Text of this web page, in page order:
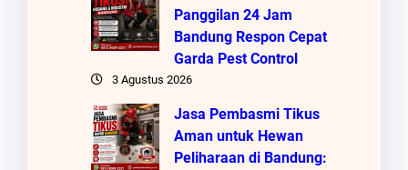
Panggilan 24 Jam
Bandung Respon Cepat
Garda Pest Control
3 Agustus 2026
Jasa Pembasmi Tikus
Aman untuk Hewan
Peliharaan di Bandung: